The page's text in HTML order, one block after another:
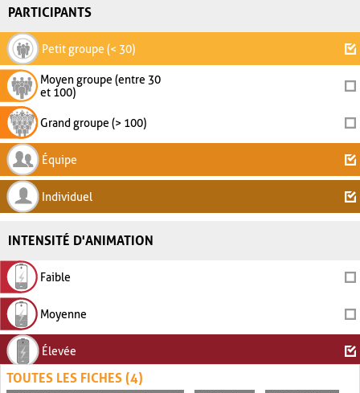
PARTICIPANTS
Petit groupe (< 30)
Moyen groupe (entre 30
et 100)
Grand groupe (> 100)
Équipe
Individuel
INTENSITÉ D'ANIMATION
Faible
Moyenne
Élevée
TOUTES LES FICHES (4)